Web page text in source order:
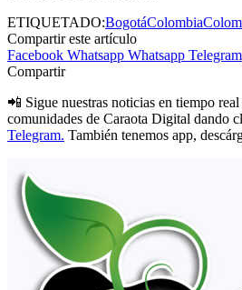
ETIQUETADO:BogotáColombia
Compartir este artículo
Facebook Whatsapp Whatsapp Telegram
Compartir
📲 Sigue nuestras noticias en tiempo
comunidades de Caraota Digital dando
Telegram. También tenemos app,